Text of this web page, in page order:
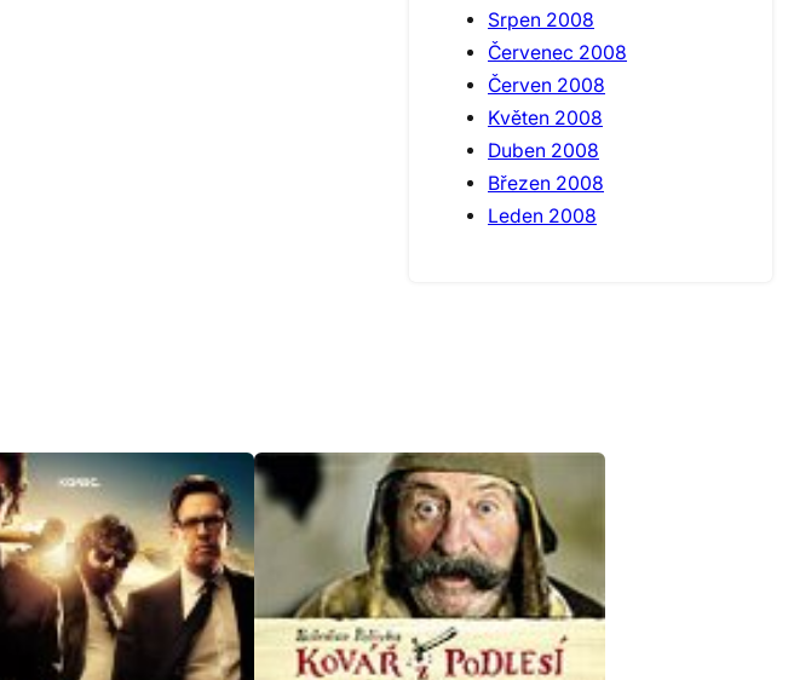
Srpen 2008
Červenec 2008
Červen 2008
Květen 2008
Duben 2008
Březen 2008
Leden 2008